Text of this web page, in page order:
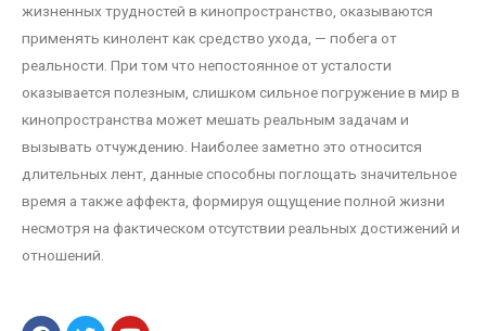
жизненных трудностей в кинопространство, оказываются
применять кинолент как средство ухода, — побега от
реальности. При том что непостоянное от усталости
оказывается полезным, слишком сильное погружение в мир в
кинопространства может мешать реальным задачам и
вызывать отчуждению. Наиболее заметно это относится
длительных лент, данные способны поглощать значительное
время а также аффекта, формируя ощущение полной жизни
несмотря на фактическом отсутствии реальных достижений и
отношений.